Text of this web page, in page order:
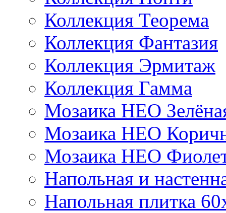
Коллекция Теорема
Коллекция Фантазия
Коллекция Эрмитаж
Коллекция Гамма
Мозаика НЕО
Мозаика НЕО
Мозаика НЕО
Напольная и
Напольная плитка